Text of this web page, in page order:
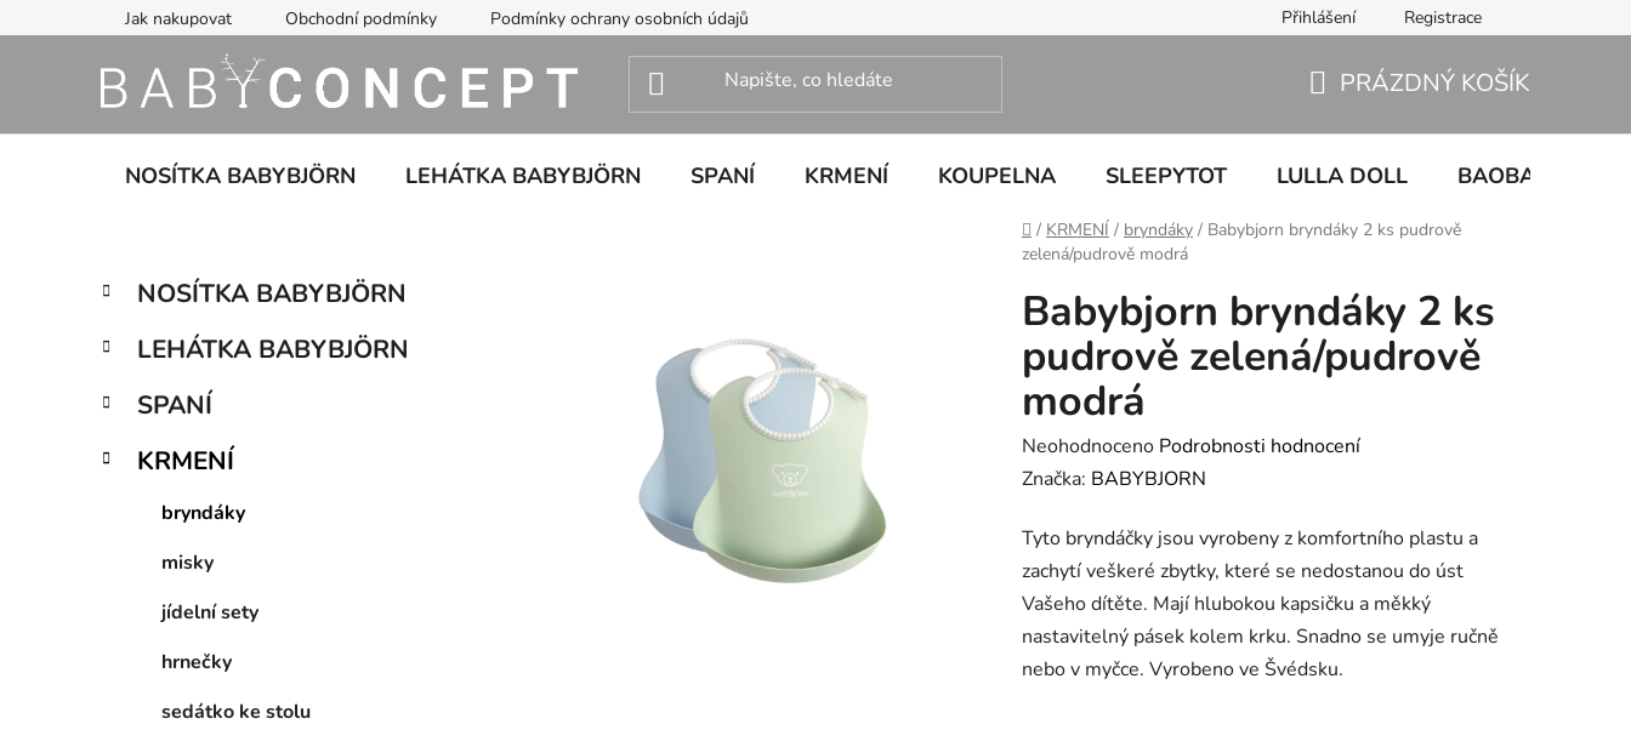
na
Jak nakupovat Obchodní podmínky Podmínky ochrany osobních údajů Přihlášení Registrace
KOŠÍK
PRÁZDNÝ KOŠÍK
NOSÍTKA BABYBJÖRN LEHÁTKA BABYBJÖRN SPANÍ KRMENÍ KOUPELNA SLEEPYTOT LULLA DOLL BAOBABY
Domů
/ KRMENÍ / bryndáky / Babybjorn bryndáky 2 ks pudrově
zelená/pudrově modrá
P
s
r
n
Přeskočit
kategorie
K
a
e
o
i
NOSÍTKA BABYBJÖRN
LEHÁTKA BABYBJÖRN
SPANÍ
KRMENÍ
bryndáky
misky
jídelní sety
hrnečky
sedátko ke stolu
Babybjorn bryndáky 2 ks
pudrově zelená/pudrově
modrá
Průměrné
hodnocení
je
0,0
z
5
hvězdiček.
Neohodnoceno Podrobnosti hodnocení
Značka: BABYBJORN
Tyto bryndáčky jsou vyrobeny z komfortního plastu a
zachytí veškeré zbytky, které se nedostanou do úst
Vašeho dítěte. Mají hlubokou kapsičku a měkký
nastavitelný pásek kolem krku. Snadno se umyje ručně
nebo v myčce. Vyrobeno ve Švédsku.